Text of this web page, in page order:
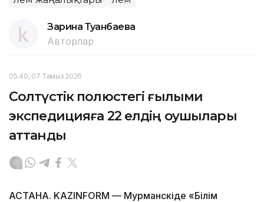
Зарина Туғанбаева
Авторлар
05:40, 07 Тамыз 2026
Солтүстік полюстегі ғылыми
экспедицияға 22 елдің оқушылары
аттанды
АСТАНА. KAZINFORM — Мурманскіде «Білім